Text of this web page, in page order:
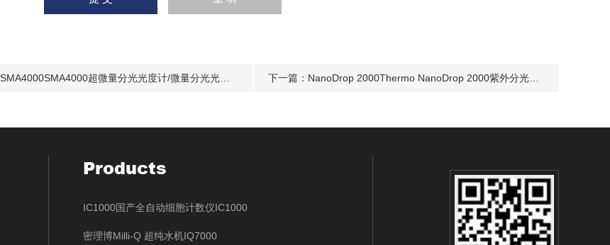
SMA4000SMA4000超微量分光光度计/微量分光光度计价格/SMA4000微量分光光度计 下一篇： NanoDrop 2000Thermo NanoDrop 2000紫外分光光度计/ND 2000理 北京/NanoDrop2000分光光度计
Products
IC1000国产全自动细胞计数仪IC1000
密理博Milli-Q 超纯水机IQ7000